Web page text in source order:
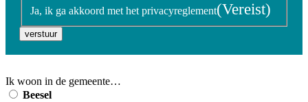
Ja, ik ga akkoord met het privacyreglement(Vereist)
verstuur
Ik woon in de gemeente…
Beesel